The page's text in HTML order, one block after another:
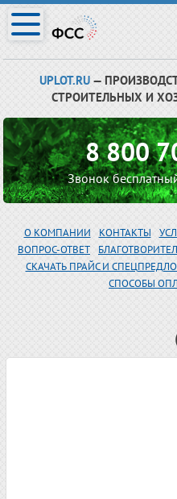
UPLOT.RU —
СТРОИТЕЛЬНЫХ И
8 800
Звонок
О КОМПАНИИ КОНТАКТЫ
ВОПРОС-ОТВЕТ
СКАЧАТЬ ПРАЙС И
СПОСОБЫ